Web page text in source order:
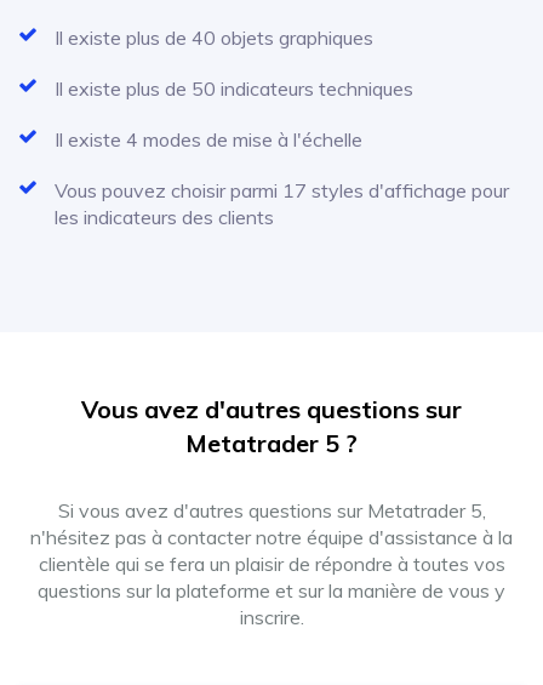
Il existe plus de 40 objets graphiques
Il existe plus de 50 indicateurs techniques
Il existe 4 modes de mise à l'échelle
Vous pouvez choisir parmi 17 styles d'affichage pour
les indicateurs des clients
Vous avez d'autres questions sur
Metatrader 5 ?
Si vous avez d'autres questions sur Metatrader 5,
n'hésitez pas à contacter notre équipe d'assistance à la
clientèle qui se fera un plaisir de répondre à toutes vos
questions sur la plateforme et sur la manière de vous y
inscrire.